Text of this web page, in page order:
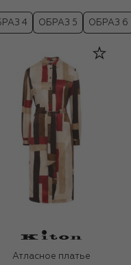
4 ОБРАЗ 5 ОБРАЗ 6
Атласное платье